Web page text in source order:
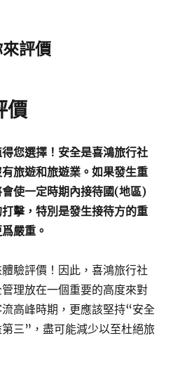
評價
價
您選擇！安全是喜鴻旅行社
旅遊和旅遊業。如果發生重
使一定時期內接待國(地區)
擊，特別是發生接待方的重
嚴重。
驗評價！因此，喜鴻旅行社
理放在一個重要的高度來對
高峰時期，更應該堅持“安全
三”，盡可能減少以至杜絕旅